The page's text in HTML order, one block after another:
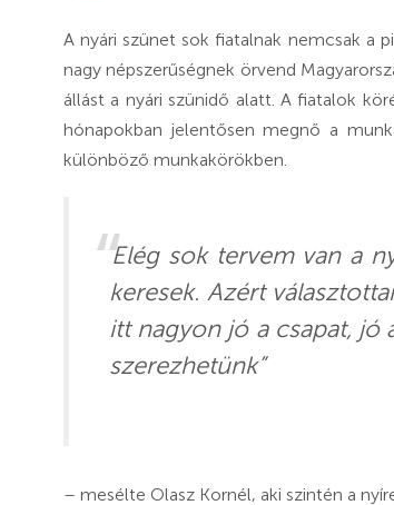
A nyári szünet sok fiatalnak nemcsak a
nagy népszerűségnek örvend
állást a nyári szünidő alatt. A fiatalok
hónapokban jelentősen megnő a
különböző munkakörökben.
Elég sok tervem van a
keresek. Azért
itt nagyon jó a csapat, jó
szerezhetünk”
– mesélte Olasz Kornél, aki szintén a